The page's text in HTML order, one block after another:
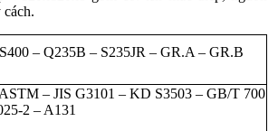
– Q235B – S235JR – GR.A – GR.B
– JIS G3101 – KD S3503 – GB/T 700
2 – A131